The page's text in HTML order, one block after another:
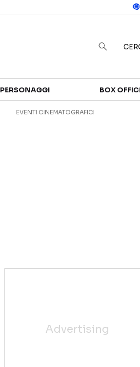
CURIOSITÀ
PERSONAGGI BOX
EVENTI CINEMATOGRAFICI